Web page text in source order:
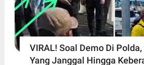
VIRAL! Soal Demo Di
Yang Janggal Hingga